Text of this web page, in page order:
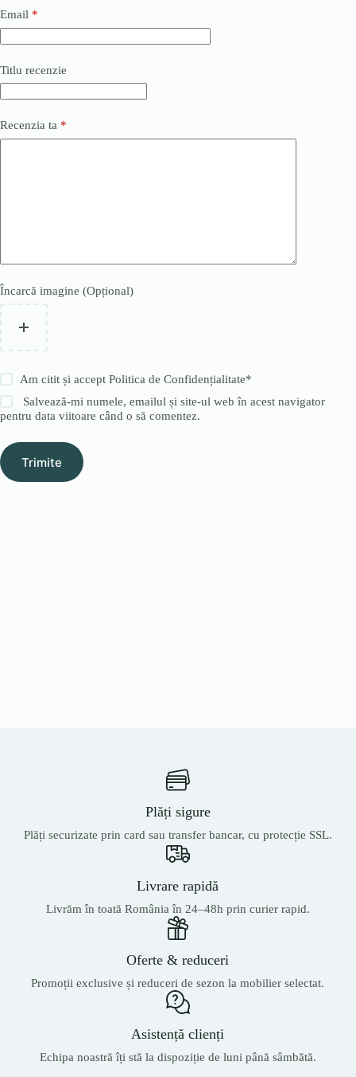
Email *
Titlu recenzie
Recenzia ta *
Încarcă imagine (Opțional)
Am citit și acceptPolitica de Confidențialitate*
Salvează-mi numele, emailul și site-ul web în acest navigator
pentru data viitoare când o să comentez.
Trimite
Plăți sigure
Plăți securizate prin card sau transfer bancar, cu protecție SSL.
Livrare rapidă
Livrăm în toată România în 24–48h prin curier rapid.
Oferte & reduceri
Promoții exclusive și reduceri de sezon la mobilier selectat.
Asistență clienți
Echipa noastră îți stă la dispoziție de luni până sâmbătă.